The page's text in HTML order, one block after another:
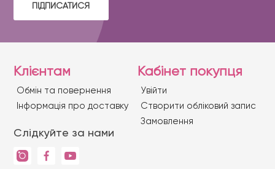
ПІДПИСАТИСЯ
Клієнтам
Обмін та повернення
Iнформація про доставку
Слідкуйте за нами
Кабінет покупця
Увійти
Створити обліковий запис
Замовлення